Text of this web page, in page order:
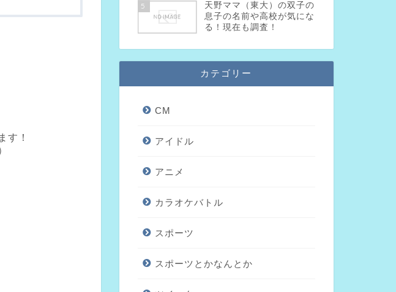
す！
5
天野ママ（東大）の双子の
息子の名前や高校が気にな
る！現在も調査！
カテゴリー
CM
アイドル
アニメ
カラオケバトル
スポーツ
スポーツとかなんとか